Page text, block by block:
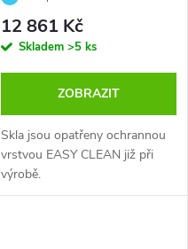
point 6 mm
12 861 Kč
Skladem >5 ks
ZOBRAZIT
Skla jsou opatřeny ochrannou
vrstvou EASY CLEAN již při
výrobě.